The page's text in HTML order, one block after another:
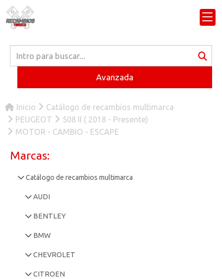
Avanzada
Inicio
Catálogo de recambios multimarca
PEUGEOT
508 II ( 2018 - Presente)
MOTOR - CAMBIO - ESCAPE
Marcas:
Catálogo de recambios multimarca
AUDI
BENTLEY
BMW
CHEVROLET
CITROEN